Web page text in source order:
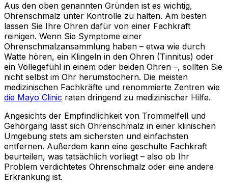
Aus den oben genannten Gründen ist es wichtig,
Ohrenschmalz unter Kontrolle zu halten. Am besten
lassen Sie Ihre Ohren dafür von einer Fachkraft
reinigen. Wenn Sie Symptome einer
Ohrenschmalzansammlung haben – etwa wie durch
Watte hören, ein Klingeln in den Ohren (Tinnitus) oder
ein Völlegefühl in einem oder beiden Ohren –, sollten Sie
nicht selbst im Ohr herumstochern. Die meisten
medizinischen Fachkräfte und renommierte Zentren wie
die Mayo Clinic raten dringend zu medizinischer Hilfe.
Angesichts der Empfindlichkeit von Trommelfell und
Gehörgang lässt sich Ohrenschmalz in einer klinischen
Umgebung stets am sichersten und einfachsten
entfernen. Außerdem kann eine geschulte Fachkraft
beurteilen, was tatsächlich vorliegt – also ob Ihr
Problem verdichtetes Ohrenschmalz oder eine andere
Erkrankung ist.